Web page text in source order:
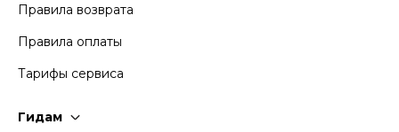
Правила возврата
Правила оплаты
Тарифы сервиса
Гидам